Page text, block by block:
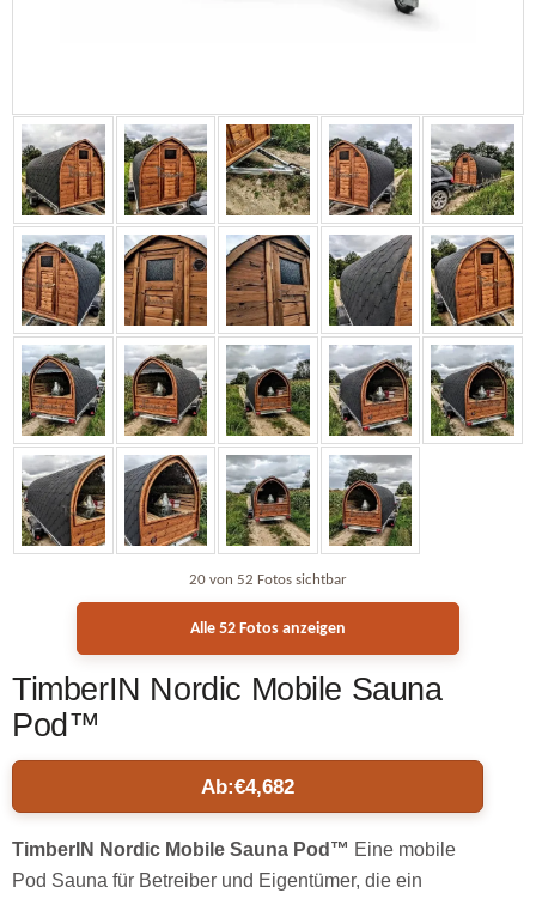
20 von 52 Fotos sichtbar
Alle 52 Fotos anzeigen
TimberIN Nordic Mobile Sauna
Pod™
Ab:€4,682
TimberIN Nordic Mobile Sauna Pod™ Eine mobile
Pod Sauna für Betreiber und Eigentümer, die ein